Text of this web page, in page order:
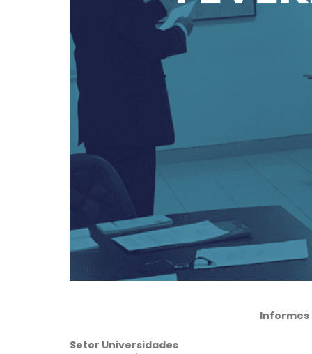
Informes
Setor Universidades